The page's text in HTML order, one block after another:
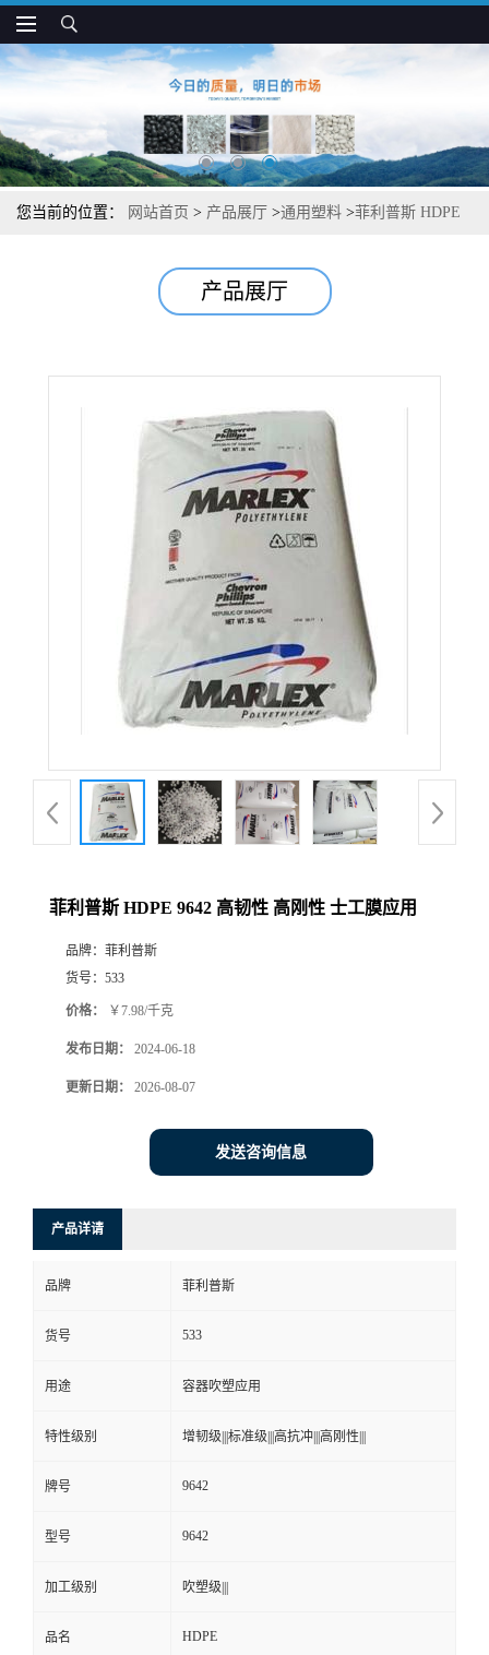
您当前的位置： 网站首页 > 产品展厅 >通用塑料 >菲利普斯 HDPE
产品展厅
菲利普斯 HDPE 9642 高韧性 高刚性 士工膜应用
品牌： 菲利普斯
货号： 533
价格： ￥7.98/千克
发布日期： 2024-06-18
更新日期： 2026-08-07
发送咨询信息
产品详请
品牌 菲利普斯
货号 533
用途 容器吹塑应用
特性级别 增韧级|||标准级|||高抗冲|||高刚性|||
牌号 9642
型号 9642
加工级别 吹塑级|||
品名 HDPE